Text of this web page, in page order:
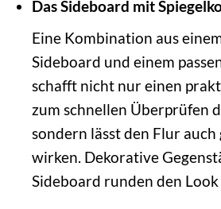
Das Sideboard mit
Eine Kombination aus
Sideboard und einem
schafft nicht nur einen
zum schnellen Überprüfen
sondern lässt den Flur
wirken. Dekorative
Sideboard runden den Look